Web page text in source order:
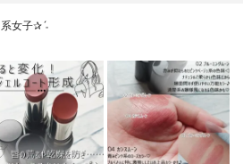
女子✰ˊ˗